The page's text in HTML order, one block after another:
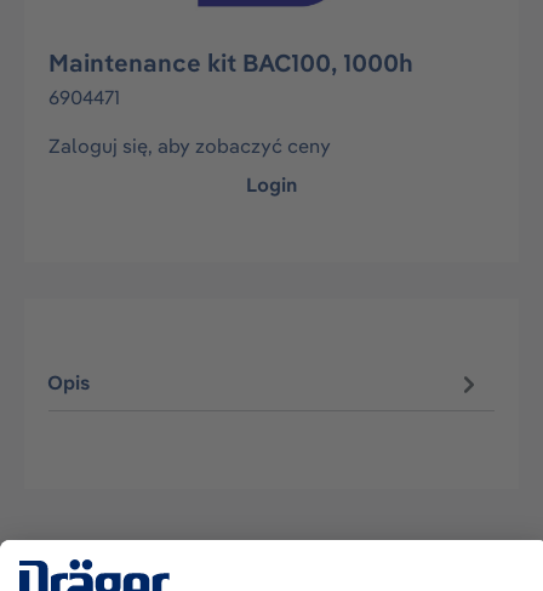
Maintenance kit BAC100, 1000h
6904471
Zaloguj się, aby zobaczyć ceny
Login
Opis